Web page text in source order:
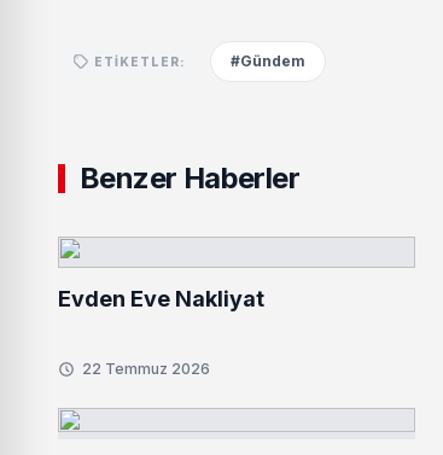
ETIKETLER: #Gündem
Benzer Haberler
Evden Eve Nakliyat
22 Temmuz 2026